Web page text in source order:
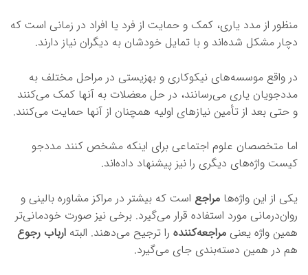
منظور از مدد یاری، کمک و حمایت از فرد یا افراد در زمانی است که
دچار مشکل شده‌اند و با تمایل خودشان به دیگران نیاز دارند.
در واقع موسسه‌های نیکوکاری و بهزیستی در مراحل مختلف به
مددجویان یاری می‌رسانند، در حل معضلات به آنها کمک می‌کنند
و حتی بعد از تأمین نیازهای اولیه همچنان از آنها حمایت می‌کنند.
اما متخصصان علوم اجتماعی برای اینکه مشخص کنند مددجو
کیست واژه‌های دیگری را نیز پیشنهاد داده‌اند.
یکی از این واژه‌ها مراجع است که بیشتر در مراکز مشاوره بالینی و
روان‌درمانی مورد استفاده قرار می‌گیرد. برخی نیز صورت خودمانی‌تر
همین واژه یعنی مراجعه‌کننده را ترجیح می‌دهند. البته ارباب رجوع
هم در همین دسته‌بندی جای می‌گیرد.